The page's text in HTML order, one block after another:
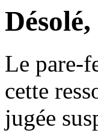
Le pare-
cette
jugée